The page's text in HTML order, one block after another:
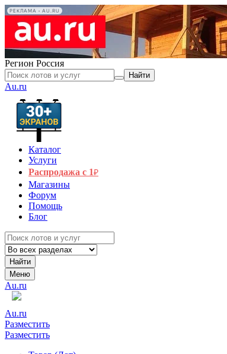
РЕКЛАМА • AU.RU
Регион Россия
Найти
Au.ru
Каталог
Услуги
Распродажа с 1₽
Магазины
Форум
Помощь
Блог
Найти
Меню
Au.ru
Au.ru
Разместить
Разместить